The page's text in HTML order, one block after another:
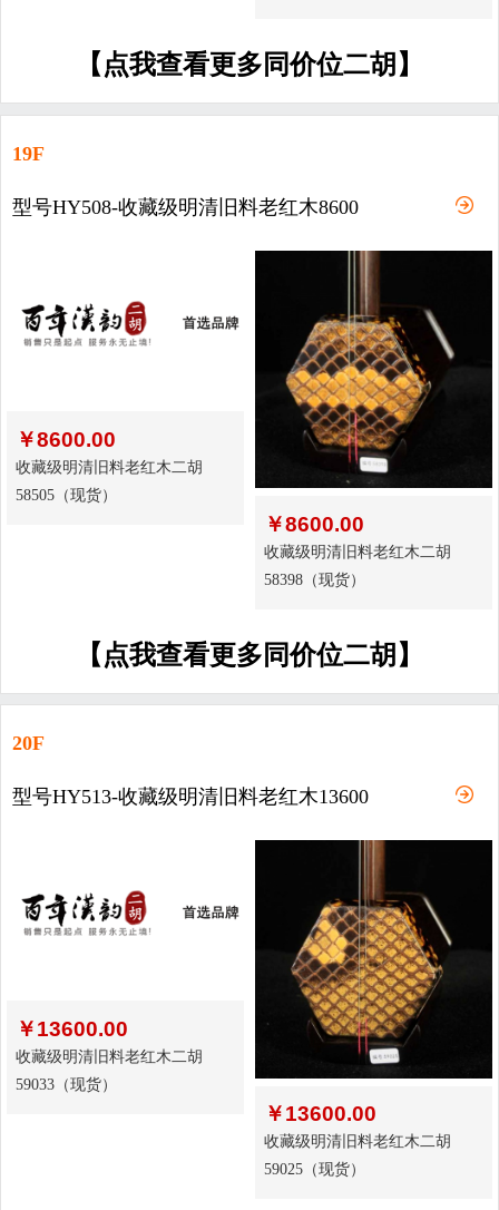
【点我查看更多同价位二胡】
19F
型号HY508-收藏级明清旧料老红木8600
￥8600.00
收藏级明清旧料老红木二胡
58505（现货）
￥8600.00
收藏级明清旧料老红木二胡
58398（现货）
【点我查看更多同价位二胡】
20F
型号HY513-收藏级明清旧料老红木13600
￥13600.00
收藏级明清旧料老红木二胡
59033（现货）
￥13600.00
收藏级明清旧料老红木二胡
59025（现货）